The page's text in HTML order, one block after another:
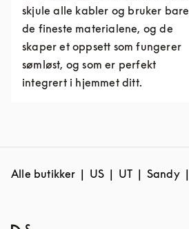
skjule alle kabler og bruker bare
de fineste materialene, og de
skaper et oppsett som fungerer
sømløst, og som er perfekt
integrert i hjemmet ditt.
Alle butikker US UT Sandy